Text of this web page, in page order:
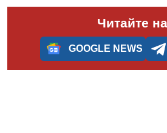
Читайте
GOOGLE NEWS